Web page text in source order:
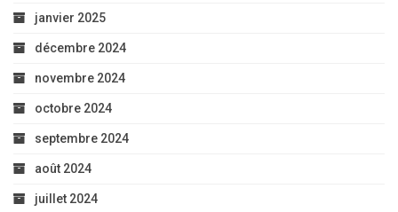
janvier 2025
décembre 2024
novembre 2024
octobre 2024
septembre 2024
août 2024
juillet 2024